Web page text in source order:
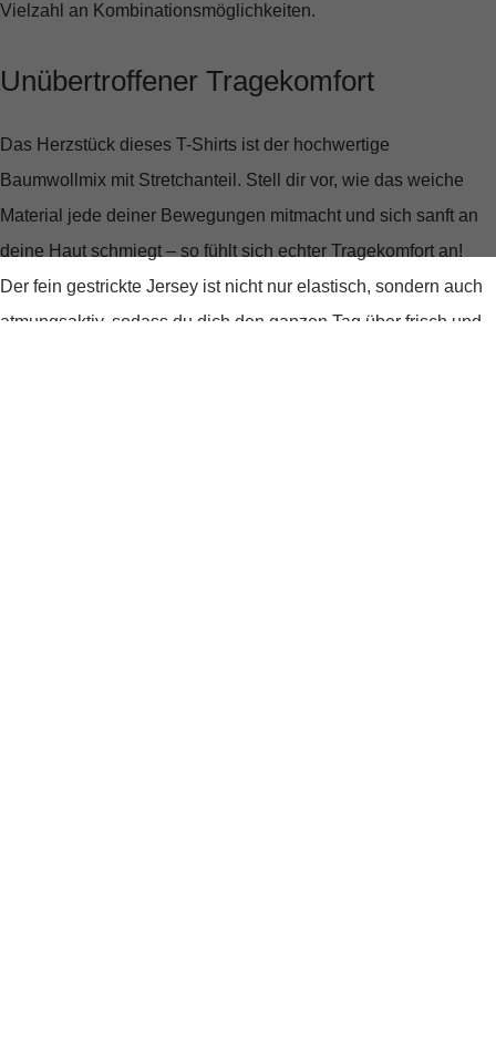
Vielzahl an Kombinationsmöglichkeiten.
Unübertroffener Tragekomfort
Das Herzstück dieses T-Shirts ist der hochwertige
Baumwollmix mit Stretchanteil. Stell dir vor, wie das weiche
Material jede deiner Bewegungen mitmacht und sich sanft an
deine Haut schmiegt – so fühlt sich echter Tragekomfort an!
Der fein gestrickte Jersey ist nicht nur elastisch, sondern auch
atmungsaktiv, sodass du dich den ganzen Tag über frisch und